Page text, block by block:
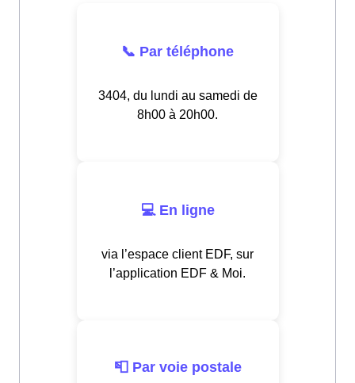
📞 Par téléphone
3404, du lundi au samedi de
8h00 à 20h00.
💻 En ligne
via l’espace client EDF, sur
l’application EDF & Moi.
📮 Par voie postale